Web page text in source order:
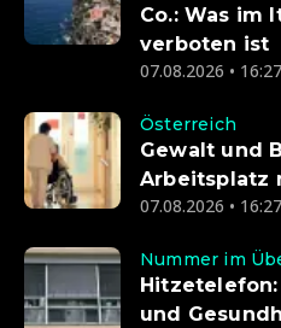
Co.: Was im
verboten ist
07.08.2026 •
Österreich
Gewalt und
Arbeitsplatz
07.08.2026 •
Nummer im
und